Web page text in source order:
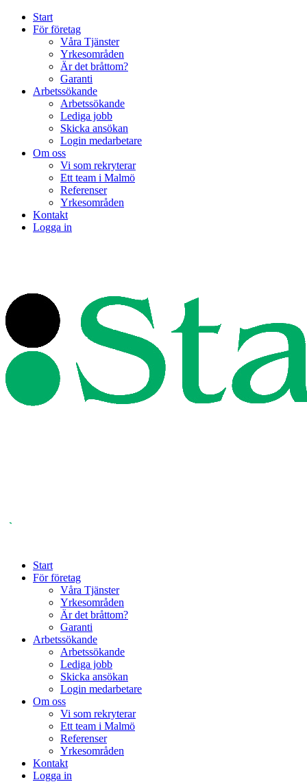
Start
För företag
Våra Tjänster
Yrkesområden
Är det bråttom?
Garanti
Arbetssökande
Arbetssökande
Lediga jobb
Skicka ansökan
Login medarbetare
Om oss
Vi som rekryterar
Ett team i Malmö
Referenser
Yrkesområden
Kontakt
Logga in
Start
För företag
Våra Tjänster
Yrkesområden
Är det bråttom?
Garanti
Arbetssökande
Arbetssökande
Lediga jobb
Skicka ansökan
Login medarbetare
Om oss
Vi som rekryterar
Ett team i Malmö
Referenser
Yrkesområden
Kontakt
Logga in